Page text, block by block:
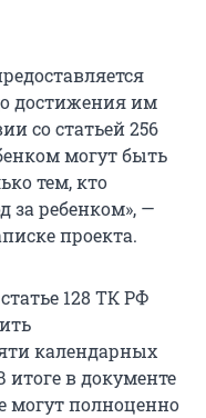
достижения им
со статьей 256
могут быть
тем, кто
за ребенком», —
проекта.
128 ТК РФ
календарных
в документе
могут полноценно